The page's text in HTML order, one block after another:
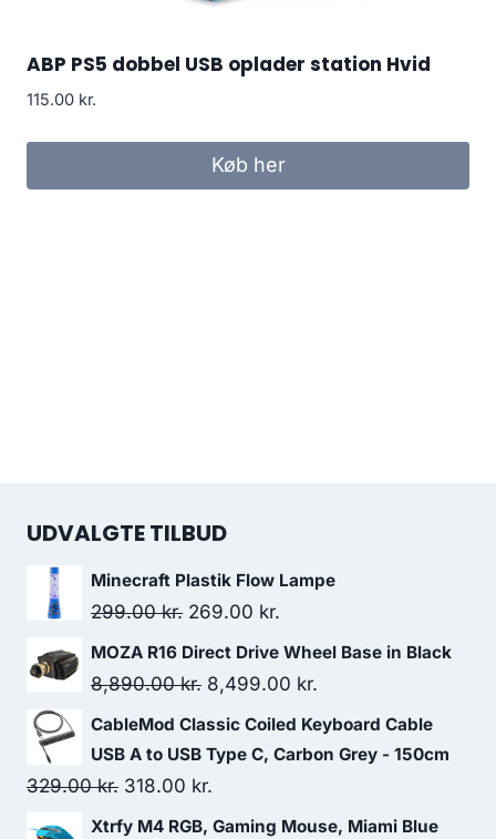
ABP PS5 dobbel USB oplader station Hvid
115.00 kr.
Køb her
UDVALGTE TILBUD
Minecraft Plastik Flow Lampe
299.00kr. Original
price
was:
269.00 kr.
price
is:
MOZA R16 Direct Drive Wheel Base in Black
8,890.00kr. Original
price
was:
8,890.00 kr..
8,499.00 kr.
price
is:
CableMod Classic Coiled Keyboard Cable
USB A to USB Type C, Carbon Grey - 150cm
329.00kr. Original
price
318.00 kr.
price
Xtrfy M4 RGB, Gaming Mouse, Miami Blue